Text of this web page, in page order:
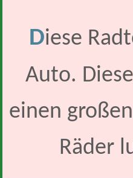
Diese
Auto.
einen
Räder